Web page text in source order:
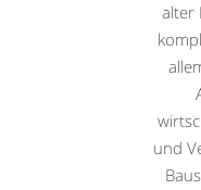
alter
und